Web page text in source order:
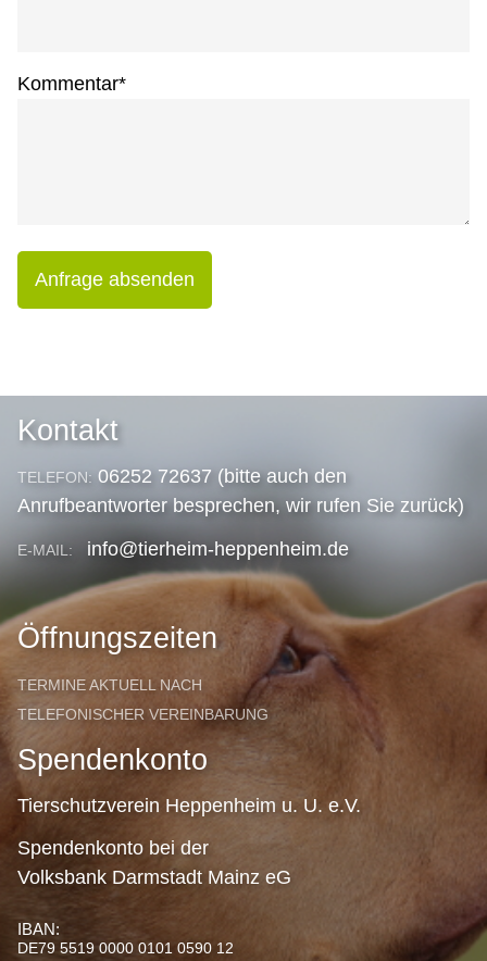
Kommentar*
Anfrage absenden
Kontakt
TELEFON: 06252 72637 (bitte auch den
Anrufbeantworter besprechen, wir rufen Sie zurück)
E-MAIL: info@tierheim-heppenheim.de
Öffnungszeiten
TERMINE AKTUELL NACH
TELEFONISCHER VEREINBARUNG
Spendenkonto
Tierschutzverein Heppenheim u. U. e.V.
Spendenkonto bei der
Volksbank Darmstadt Mainz eG
IBAN:
DE79 5519 0000 0101 0590 12